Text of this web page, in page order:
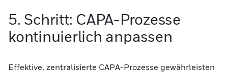
5. Schritt: CAPA-Prozesse
kontinuierlich anpassen
Effektive, zentralisierte CAPA-Prozesse gewährleisten